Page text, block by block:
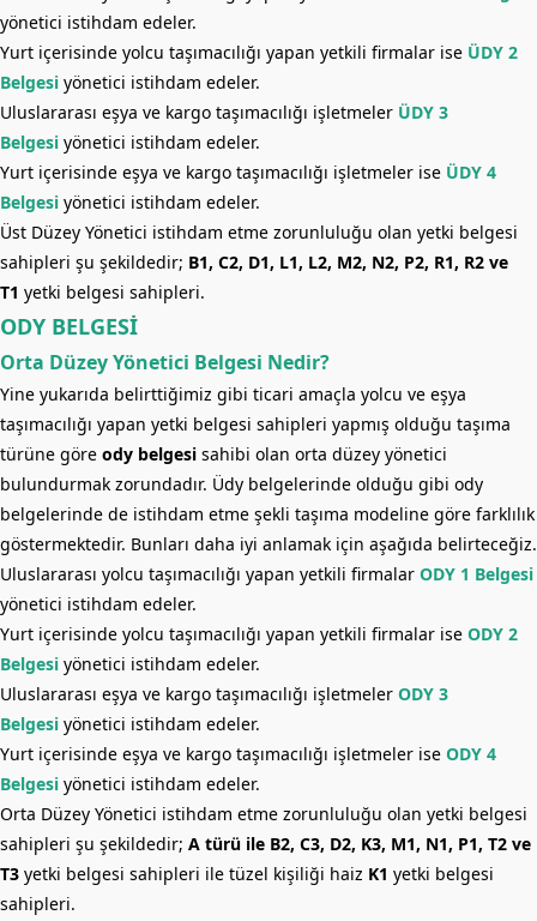
yönetici istihdam edeler.
Yurt içerisinde yolcu taşımacılığı yapan yetkili firmalar ise ÜDY 2
Belgesi yönetici istihdam edeler.
Uluslararası eşya ve kargo taşımacılığı işletmeler ÜDY 3
Belgesi yönetici istihdam edeler.
Yurt içerisinde eşya ve kargo taşımacılığı işletmeler ise ÜDY 4
Belgesi yönetici istihdam edeler.
Üst Düzey Yönetici istihdam etme zorunluluğu olan yetki belgesi
sahipleri şu şekildedir; B1, C2, D1, L1, L2, M2, N2, P2, R1, R2 ve
T1 yetki belgesi sahipleri.
ODY BELGESİ
Orta Düzey Yönetici Belgesi Nedir?
Yine yukarıda belirttiğimiz gibi ticari amaçla yolcu ve eşya
taşımacılığı yapan yetki belgesi sahipleri yapmış olduğu taşıma
türüne göre ody belgesi sahibi olan orta düzey yönetici
bulundurmak zorundadır. Üdy belgelerinde olduğu gibi ody
belgelerinde de istihdam etme şekli taşıma modeline göre farklılık
göstermektedir. Bunları daha iyi anlamak için aşağıda belirteceğiz.
Uluslararası yolcu taşımacılığı yapan yetkili firmalar ODY 1 Belgesi
yönetici istihdam edeler.
Yurt içerisinde yolcu taşımacılığı yapan yetkili firmalar ise ODY 2
Belgesi yönetici istihdam edeler.
Uluslararası eşya ve kargo taşımacılığı işletmeler ODY 3
Belgesi yönetici istihdam edeler.
Yurt içerisinde eşya ve kargo taşımacılığı işletmeler ise ODY 4
Belgesi yönetici istihdam edeler.
Orta Düzey Yönetici istihdam etme zorunluluğu olan yetki belgesi
sahipleri şu şekildedir; A türü ile B2, C3, D2, K3, M1, N1, P1, T2 ve
T3 yetki belgesi sahipleri ile tüzel kişiliği haiz K1 yetki belgesi
sahipleri.